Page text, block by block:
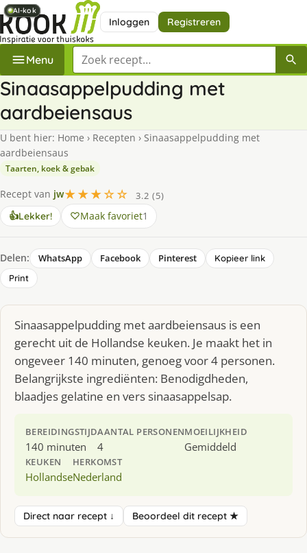
Inloggen Registreren
Menu Zoek een recept
Sinaasappelpudding met
aardbeiensaus
U bent hier: Home › Recepten › Sinaasappelpudding met
aardbeiensaus
Taarten, koek & gebak
Recept van jw★★★☆☆
3.2 (5)
👍Lekker! Maak favoriet1
Delen: WhatsApp Facebook Pinterest
Kopieer link
Print
Sinaasappelpudding met aardbeiensaus is een
gerecht uit de Hollandse keuken. Je maakt het in
ongeveer 140 minuten, genoeg voor 4 personen.
Belangrijkste ingrediënten: Benodigdheden,
blaadjes gelatine en vers sinaasappelsap.
BEREIDINGSTIJD
140 minuten
AANTAL PERSONEN
4
MOEILIJKHEID
Gemiddeld
KEUKEN
Hollandse
HERKOMST
Nederland
Direct naar recept ↓ Beoordeel dit recept ★
AI-kok
AI-kok
AI-kok
AI-kok